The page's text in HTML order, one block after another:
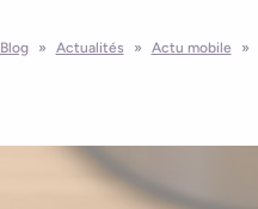
Blog » Actualités » Actu mobile »